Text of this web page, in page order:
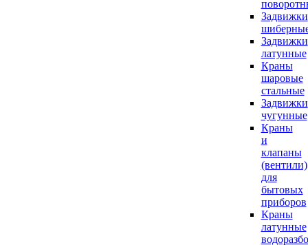
Задвижки
Задвижки
латунные
Краны
шаровые
стальные
Задвижки
чугунные
Краны
и
клапаны
(вентили)
для
бытовых
приборов
Краны
латунные